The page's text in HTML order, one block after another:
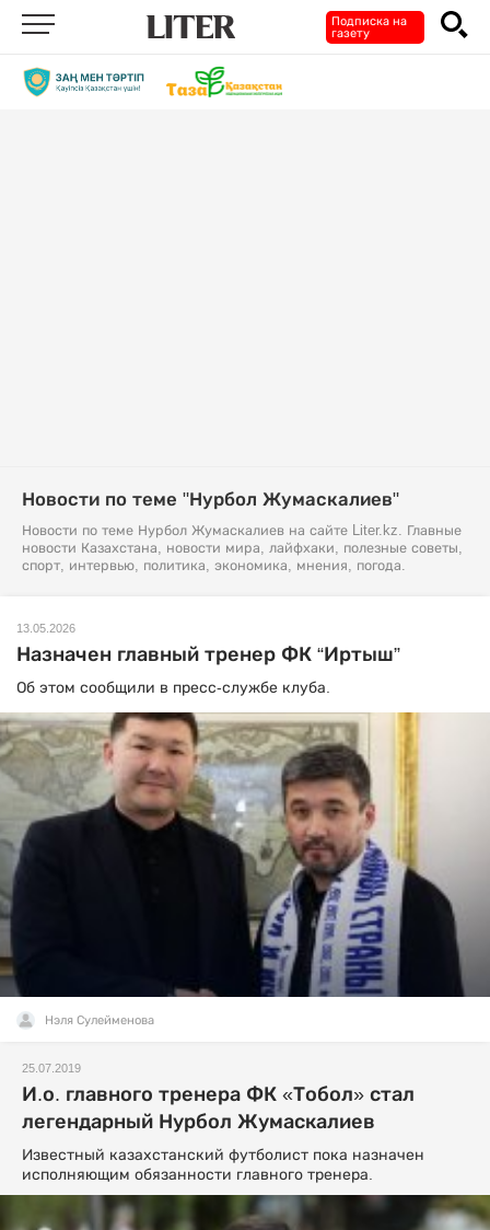
Подписка на
газету
Новости по теме "Нурбол Жумаскалиев"
Новости по теме Нурбол Жумаскалиев на сайте Liter.kz. Главные
новости Казахстана, новости мира, лайфхаки, полезные советы,
спорт, интервью, политика, экономика, мнения, погода.
13.05.2026
Назначен главный тренер ФК “Иртыш”
Об этом сообщили в пресс-службе клуба.
Нэля Сулейменова
25.07.2019
И.о. главного тренера ФК «Тобол» стал
легендарный Нурбол Жумаскалиев
Известный казахстанский футболист пока назначен
исполняющим обязанности главного тренера.